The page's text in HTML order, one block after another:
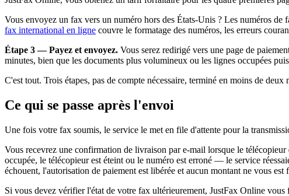
Vous envoyez un fax vers un numéro hors des États-Unis ? Les numéros
fax international en ligne couvre le formatage des numéros, les erreurs
Étape 3 — Payez et envoyez. Vous serez redirigé vers une page de
minutes, bien que les documents plus volumineux ou les lignes occupées
C'est tout. Trois étapes, pas de compte nécessaire, terminé en moins de deux
Ce qui se passe après l'envoi
Une fois votre fax soumis, le service le met en file d'attente pour la
Vous recevrez une confirmation de livraison par e-mail lorsque le
occupée, le télécopieur est éteint ou le numéro est erroné — le service
échouent, l'autorisation de paiement est libérée et aucun montant ne vous est
Si vous devez vérifier l'état de votre fax ultérieurement, JustFax Online